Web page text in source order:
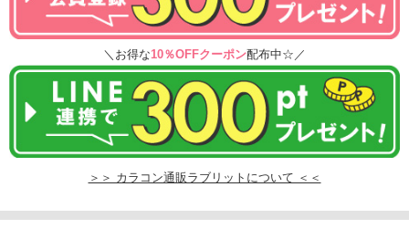
＼お得な10％OFFクーポン配布中☆／
＞＞ カラコン通販ラブリットについて ＜＜